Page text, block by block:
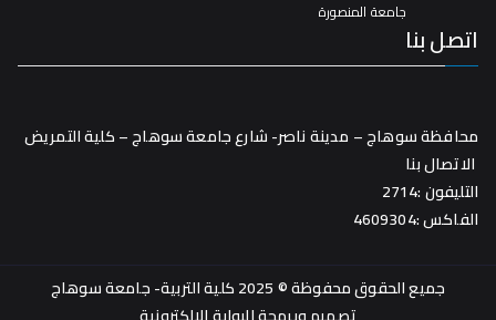
جامعة المنصورة
اتصل بنا
محافظة سوهاج – مدينة ناصر- شارع جامعة سوهاج – كلية التمريض
الاتصال بنا
التليفون :2714
الفاكس :4609304
جميع الحقوق محفوظة © 2025 كلية التربية- جامعة سوهاج